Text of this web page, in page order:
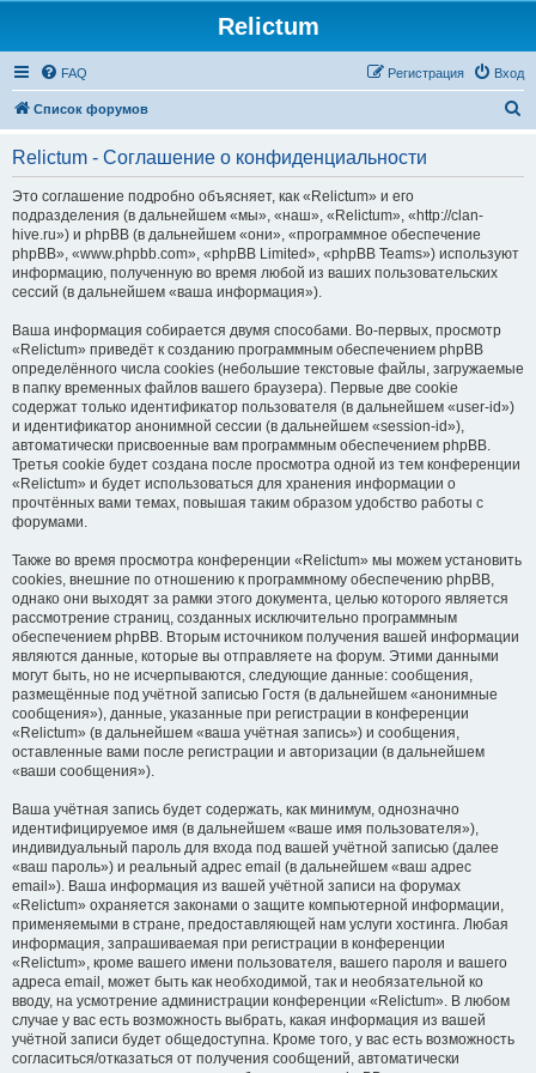
Relictum
FAQ Вход
Регистрация
Список форумов
Relictum - Соглашение о конфиденциальности
Это соглашение подробно объясняет, как «Relictum» и его
подразделения (в дальнейшем «мы», «наш», «Relictum», «http://clan-
hive.ru») и phpBB (в дальнейшем «они», «программное обеспечение
phpBB», «www.phpbb.com», «phpBB Limited», «phpBB Teams») используют
информацию, полученную во время любой из ваших пользовательских
сессий (в дальнейшем «ваша информация»).
Ваша информация собирается двумя способами. Во-первых, просмотр
«Relictum» приведёт к созданию программным обеспечением phpBB
определённого числа cookies (небольшие текстовые файлы, загружаемые
в папку временных файлов вашего браузера). Первые две cookie
содержат только идентификатор пользователя (в дальнейшем «user-id»)
и идентификатор анонимной сессии (в дальнейшем «session-id»),
автоматически присвоенные вам программным обеспечением phpBB.
Третья cookie будет создана после просмотра одной из тем конференции
«Relictum» и будет использоваться для хранения информации о
прочтённых вами темах, повышая таким образом удобство работы с
форумами.
Также во время просмотра конференции «Relictum» мы можем установить
cookies, внешние по отношению к программному обеспечению phpBB,
однако они выходят за рамки этого документа, целью которого является
рассмотрение страниц, созданных исключительно программным
обеспечением phpBB. Вторым источником получения вашей информации
являются данные, которые вы отправляете на форум. Этими данными
могут быть, но не исчерпываются, следующие данные: сообщения,
размещённые под учётной записью Гостя (в дальнейшем «анонимные
сообщения»), данные, указанные при регистрации в конференции
«Relictum» (в дальнейшем «ваша учётная запись») и сообщения,
оставленные вами после регистрации и авторизации (в дальнейшем
«ваши сообщения»).
Ваша учётная запись будет содержать, как минимум, однозначно
идентифицируемое имя (в дальнейшем «ваше имя пользователя»),
индивидуальный пароль для входа под вашей учётной записью (далее
«ваш пароль») и реальный адрес email (в дальнейшем «ваш адрес
email»). Ваша информация из вашей учётной записи на форумах
«Relictum» охраняется законами о защите компьютерной информации,
применяемыми в стране, предоставляющей нам услуги хостинга. Любая
информация, запрашиваемая при регистрации в конференции
«Relictum», кроме вашего имени пользователя, вашего пароля и вашего
адреса email, может быть как необходимой, так и необязательной ко
вводу, на усмотрение администрации конференции «Relictum». В любом
случае у вас есть возможность выбрать, какая информация из вашей
учётной записи будет общедоступна. Кроме того, у вас есть возможность
согласиться/отказаться от получения сообщений, автоматически